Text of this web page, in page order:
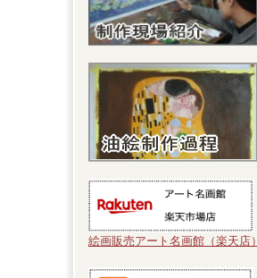
絵画販売アート名画館（楽天店）